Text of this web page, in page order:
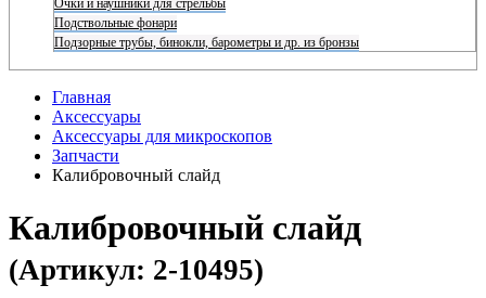
Очки и наушники для стрельбы
Подствольные фонари
Подзорные трубы, бинокли, барометры и др. из бронзы
Главная
Аксессуары
Аксессуары для микроскопов
Запчасти
Калибровочный слайд
Калибровочный слайд
(Артикул: 2-10495)